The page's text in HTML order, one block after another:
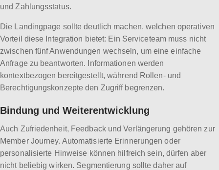
und Zahlungsstatus.
Die Landingpage sollte deutlich machen, welchen operativen
Vorteil diese Integration bietet: Ein Serviceteam muss nicht
zwischen fünf Anwendungen wechseln, um eine einfache
Anfrage zu beantworten. Informationen werden
kontextbezogen bereitgestellt, während Rollen- und
Berechtigungskonzepte den Zugriff begrenzen.
Bindung und Weiterentwicklung
Auch Zufriedenheit, Feedback und Verlängerung gehören zur
Member Journey. Automatisierte Erinnerungen oder
personalisierte Hinweise können hilfreich sein, dürfen aber
nicht beliebig wirken. Segmentierung sollte daher auf